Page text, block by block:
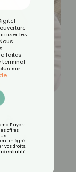
à
les
faites
terminal
sur
Players
offres
intégré
vos droits,
.